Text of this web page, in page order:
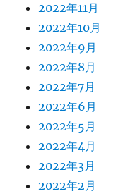
2022年11月
2022年10月
2022年9月
2022年8月
2022年7月
2022年6月
2022年5月
2022年4月
2022年3月
2022年2月